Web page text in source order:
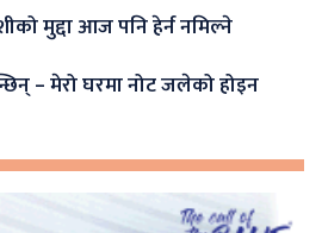
मुद्दा आज पनि हेर्न नमिल्ने
– मेरो घरमा नोट जलेको होइन